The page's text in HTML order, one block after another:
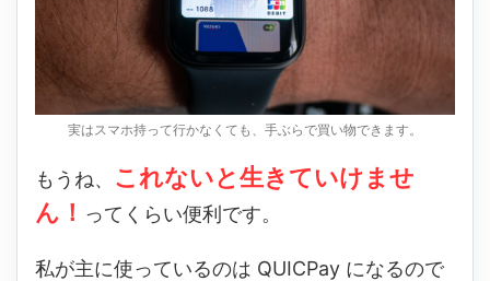
実はスマホ持って行かなくても、手ぶらで買い物できます。
もうね、 これないと生きていけませ
ん！ ってくらい便利です。
私が主に使っているのは QUICPay になるので